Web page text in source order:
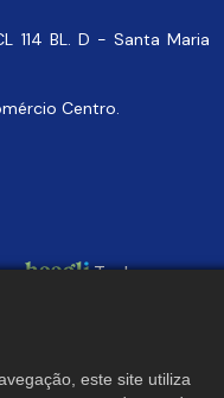
114 BL. D - Santa Maria
Centro.
Todos os
Autorais. (Lei 9610 de
é proibida nos termos da Lei.
este site utiliza